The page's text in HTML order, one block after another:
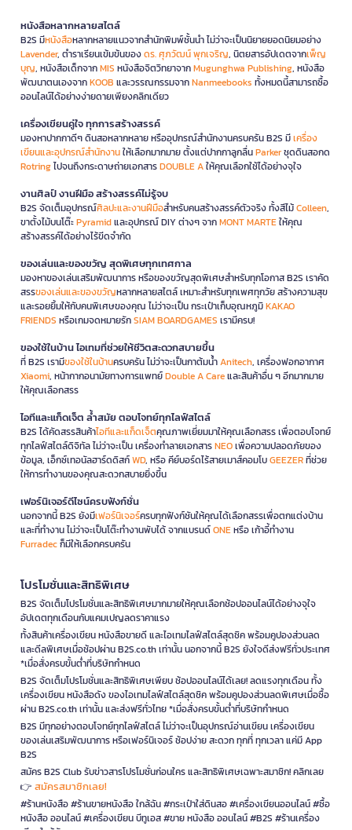
หนังสือหลากหลายสไตล์
B2S มีหนังสือหลากหลายแนวจากสำนักพิมพ์ชั้นนำ ไม่ว่าจะเป็นนิยายยอดนิยมอย่าง
Lavender, ตำราเรียนเข้มข้นของดร. ศุภวัฒน์ พุกเจริญ, นิตยสารอัปเดตจากเพ็ญ
บุญ, หนังสือเด็กจากMIS หนังสือจิตวิทยาจากMugunghwa Publishing, หนังสือ
พัฒนาตนเองจากKOOB และวรรณกรรมจากNanmeebooks ทั้งหมดนี้สามารถซื้อ
ออนไลน์ได้อย่างง่ายดายเพียงคลิกเดียว
เครื่องเขียนคู่ใจ ทุกการสร้างสรรค์
มองหาปากกาดีๆ ดินสอหลากหลาย หรืออุปกรณ์สำนักงานครบครัน B2S มีเครื่อง
เขียนและอุปกรณ์สำนักงานให้เลือกมากมาย ตั้งแต่ปากกาลูกลื่นParkerชุดดินสอกด
Rotringไปจนถึงกระดาษถ่ายเอกสารDOUBLE Aให้คุณเลือกใช้ได้อย่างจุใจ
งานศิลป์ งานฝีมือ สร้างสรรค์ไม่รู้จบ
B2S จัดเต็มอุปกรณ์ศิลปะและงานฝีมือสำหรับคนสร้างสรรค์ตัวจริง ทั้งสีไม้Colleen,
ขาตั้งไม้บนโต๊ะPyramidและอุปกรณ์ DIY ต่างๆ จากMONT MARTEให้คุณ
สร้างสรรค์ได้อย่างไร้ขีดจำกัด
ของเล่นและของขวัญ สุดพิเศษทุกเทศกาล
มองหาของเล่นเสริมพัฒนาการ หรือของขวัญสุดพิเศษสำหรับทุกโอกาส B2S เราคัด
สรรของเล่นและของขวัญหลากหลายสไตล์ เหมาะสำหรับทุกเพศทุกวัย สร้างความสุข
และรอยยิ้มให้กับคนพิเศษของคุณ ไม่ว่าจะเป็น กระเป๋าเก็บอุณหภูมิKAKAO
FRIENDS หรือเกมจดหมายรักSIAM BOARDGAMES เรามีครบ!
ของใช้ในบ้าน ไอเทมที่ช่วยให้ชีวิตสะดวกสบายขึ้น
ที่ B2S เรามีของใช้ในบ้านครบครัน ไม่ว่าจะเป็นกาต้มน้ำAnitech, เครื่องฟอกอากาศ
Xiaomi, หน้ากากอนามัยทางการแพทย์Double A Careและสินค้าอื่น ๆ อีกมากมาย
ให้คุณเลือกสรร
ไอทีและแก็ดเจ็ต ล้ำสมัย ตอบโจทย์ทุกไลฟ์สไตล์
B2S ได้คัดสรรสินค้าไอทีและแก็ดเจ็ตคุณภาพเยี่ยมมาให้คุณเลือกสรร เพื่อตอบโจทย์
ทุกไลฟ์สไตล์ดิจิทัล ไม่ว่าจะเป็น เครื่องทำลายเอกสารNEOเพื่อความปลอดภัยของ
ข้อมูล, เอ็กซ์เทอนัลฮาร์ดดิสก์WD, หรือ คีย์บอร์ดไร้สายเมาส์คอมโบGEEZERที่ช่วย
ให้การทำงานของคุณสะดวกสบายยิ่งขึ้น
เฟอร์นิเจอร์ดีไซน์ครบฟังก์ชั่น
นอกจากนี้ B2S ยังมีเฟอร์นิเจอร์ครบทุกฟังก์ชันให้คุณได้เลือกสรรเพื่อตกแต่งบ้าน
และที่ทำงาน ไม่ว่าจะเป็นโต๊ะทำงานพับได้ จากแบรนด์ONEหรือ เก้าอี้ทำงาน
Furradecก็มีให้เลือกครบครัน
โปรโมชั่นและสิทธิพิเศษ
B2S จัดเต็มโปรโมชั่นและสิทธิพิเศษมากมายให้คุณเลือกช้อปออนไลน์ได้อย่างจุใจ
อัปเดตทุกเดือนกับแคมเปญลดราคาแรง
ทั้งสินค้าเครื่องเขียน หนังสือขายดี และไอเทมไลฟ์สไตล์สุดชิค พร้อมคูปองส่วนลด
และดีลพิเศษเมื่อช้อปผ่าน B2S.co.th เท่านั้น นอกจากนี้ B2S ยังใจดีส่งฟรีทั่วประเทศ
*เมื่อสั่งครบขั้นต่ำที่บริษัทกำหนด
B2S จัดเต็มโปรโมชั่นและสิทธิพิเศษเพียบ ช้อปออนไลน์ได้เลย! ลดแรงทุกเดือน ทั้ง
เครื่องเขียน หนังสือดัง ของไอเทมไลฟ์สไตล์สุดชิค พร้อมคูปองส่วนลดพิเศษเมื่อซื้อ
ผ่าน B2S.co.th เท่านั้น และส่งฟรีทั่วไทย *เมื่อสั่งครบขั้นต่ำที่บริษัทกำหนด
B2S มีทุกอย่างตอบโจทย์ทุกไลฟ์สไตล์ ไม่ว่าจะเป็นอุปกรณ์อ่านเขียน เครื่องเขียน
ของเล่นเสริมพัฒนาการ หรือเฟอร์นิเจอร์ ช้อปง่าย สะดวก ทุกที่ ทุกเวลา แค่มี App
B2S
สมัคร B2S Club รับข่าวสารโปรโมชั่นก่อนใคร และสิทธิพิเศษเฉพาะสมาชิก! คลิกเลย
👉 สมัครสมาชิกเลย!
#ร้านหนังสือ #ร้านขายหนังสือ ใกล้ฉัน #กระเป๋าใส่ดินสอ #เครื่องเขียนออนไลน์ #ซื้อ
หนังสือ ออนไลน์ #เครื่องเขียน บีทูเอส #ขาย หนังสือ ออนไลน์ #B2S #ร้านเครื่อง